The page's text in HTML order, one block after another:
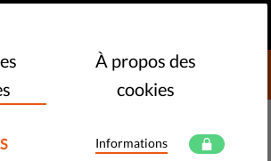
TO LIBERTIES
À propos des
cookies
Informations